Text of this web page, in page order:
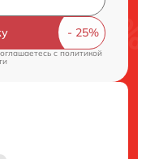
cполитикой